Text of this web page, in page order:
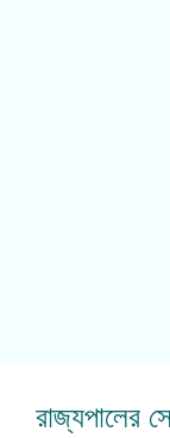
রাজ্যপালের